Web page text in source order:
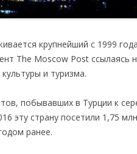
крупнейший с 1999
The Moscow Post ссылаясь
и туризма.
побывавших в Турции к
эту страну посетили 1,75
ранее.